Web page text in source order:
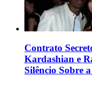
Contrato
Kardashian e
Silêncio Sobre